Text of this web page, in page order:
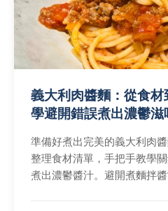
義大利肉醬麵：從食
學避開錯誤煮出濃鬱滋
準備好煮出完美的義大利肉
整理食材清單，手把手教學
煮出濃鬱醬汁。避開煮麵拌